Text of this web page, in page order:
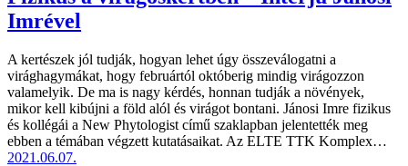
Imrével
A kertészek jól tudják, hogyan lehet úgy összeválogatni a
virághagymákat, hogy februártól októberig mindig virágozzon
valamelyik. De ma is nagy kérdés, honnan tudják a növények,
mikor kell kibújni a föld alól és virágot bontani. Jánosi Imre fizikus
és kollégái a New Phytologist című szaklapban jelentették meg
ebben a témában végzett kutatásaikat. Az ELTE TTK Komplex…
2021.06.07.